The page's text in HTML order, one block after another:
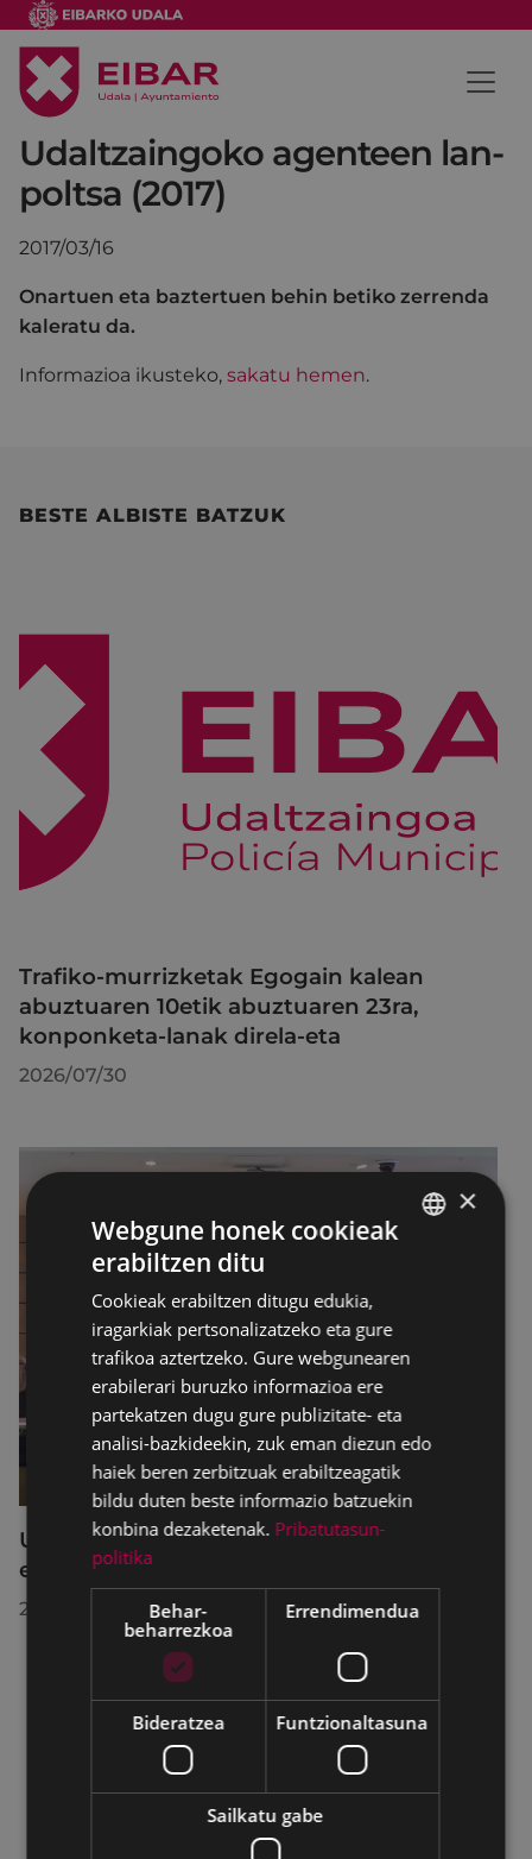
Udaltzaingoko agenteen lan-
poltsa (2017)
2017/03/16
Onartuen eta baztertuen behin betiko zerrenda
kaleratu da.
Informazioa ikusteko, sakatu hemen.
BESTE ALBISTE BATZUK
Trafiko-murrizketak Egogain kalean
abuztuaren 10etik abuztuaren 23ra,
konponketa-lanak direla-eta
2026/07/30
Udalbatzak 2026ko uztailaren 27an
egindako bilkuran hartutako erabakiak
2026/07/28
×
Webgune honek cookieak
erabiltzen ditu
Cookieak erabiltzen ditugu edukia,
iragarkiak pertsonalizatzeko eta gure
trafikoa aztertzeko. Gure webgunearen
erabilerari buruzko informazioa ere
partekatzen dugu gure publizitate- eta
analisi-bazkideekin, zuk eman diezun edo
haiek beren zerbitzuak erabiltzeagatik
bildu duten beste informazio batzuekin
konbina dezaketenak. Pribatutasun-
politika
Behar-
beharrezkoa
Errendimendua
Bideratzea Funtzionaltasuna
Sailkatu gabe